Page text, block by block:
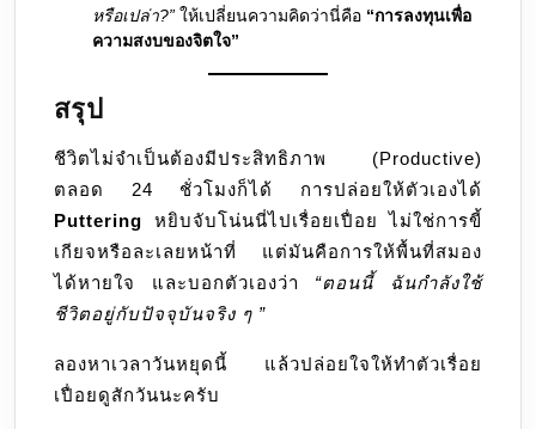
หรือเปล่า?” ให้เปลี่ยนความคิดว่านี่คือ “การลงทุนเพื่อ
ความสงบของจิตใจ”
สรุป
ชีวิตไม่จำเป็นต้องมีประสิทธิภาพ (Productive)
ตลอด 24 ชั่วโมงก็ได้ การปล่อยให้ตัวเองได้
Puttering หยิบจับโน่นนี่ไปเรื่อยเปื่อย ไม่ใช่การขี้
เกียจหรือละเลยหน้าที่ แต่มันคือการให้พื้นที่สมอง
ได้หายใจ และบอกตัวเองว่า “ตอนนี้ ฉันกำลังใช้
ชีวิตอยู่กับปัจจุบันจริง ๆ ”
ลองหาเวลาวันหยุดนี้ แล้วปล่อยใจให้ทำตัวเรื่อย
เปื่อยดูสักวันนะครับ